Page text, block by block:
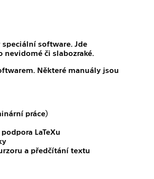
software. Jde
nevidomé či slabozraké.
Některé manuály jsou
práce)
LaTeXu
a předčítání textu